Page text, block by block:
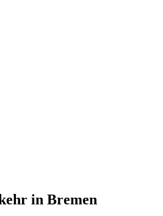
in Bremen